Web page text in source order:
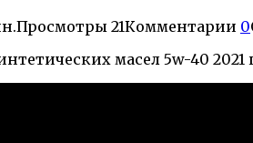
Просмотры 21Комментарии 0